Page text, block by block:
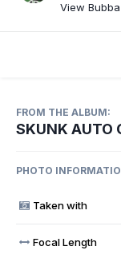
View
FROM THE ALBUM:
SKUNK AUTO
PHOTO
Taken with
Focal Length